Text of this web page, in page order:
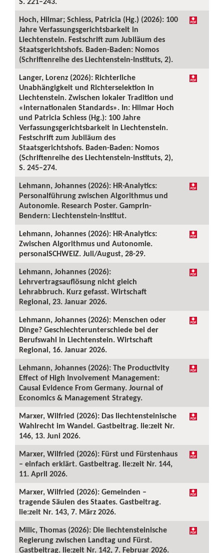
Hoch, Hilmar; Schiess, Patricia (Hg.) (2026): 100
Jahre Verfassungsgerichtsbarkeit in
Liechtenstein. Festschrift zum Jubiläum des
Staatsgerichtshofs. Baden-Baden: Nomos
(Schriftenreihe des Liechtenstein-Instituts, 2).
Langer, Lorenz (2026): Richterliche
Unabhängigkeit und Richterselektion in
Liechtenstein. Zwischen lokaler Tradition und
«internationalen Standards». In: Hilmar Hoch
und Patricia Schiess (Hg.): 100 Jahre
Verfassungsgerichtsbarkeit in Liechtenstein.
Festschrift zum Jubiläum des
Staatsgerichtshofs. Baden-Baden: Nomos
(Schriftenreihe des Liechtenstein-Instituts, 2),
S. 245–274.
Lehmann, Johannes (2026): HR-Analytics:
Personalführung zwischen Algorithmus und
Autonomie. Research Poster. Gamprin-
Bendern: Liechtenstein-Institut.
Lehmann, Johannes (2026): HR-Analytics:
Zwischen Algorithmus und Autonomie.
personalSCHWEIZ. Juli/August, 28-29.
Lehmann, Johannes (2026):
Lehrvertragsauflösung nicht gleich
Lehrabbruch. Kurz gefasst. Wirtschaft
Regional, 23. Januar 2026.
Lehmann, Johannes (2026): Menschen oder
Dinge? Geschlechterunterschiede bei der
Berufswahl in Liechtenstein. Wirtschaft
Regional, 16. Januar 2026.
Lehmann, Johannes (2026): The Productivity
Effect of High Involvement Management:
Causal Evidence From Germany. Journal of
Economics & Management Strategy.
Marxer, Wilfried (2026): Das liechtensteinische
Wahlrecht im Wandel. Gastbeitrag. lie:zeit Nr.
146, 13. Juni 2026.
Marxer, Wilfried (2026): Fürst und Fürstenhaus
– einfach erklärt. Gastbeitrag. lie:zeit Nr. 144,
11. April 2026.
Marxer, Wilfried (2026): Gemeinden –
tragende Säulen des Staates. Gastbeitrag.
lie:zeit Nr. 143, 7. März 2026.
Milic, Thomas (2026): Die liechtensteinische
Regierung zwischen Landtag und Fürst.
Gastbeitrag. lie:zeit Nr. 142, 7. Februar 2026.